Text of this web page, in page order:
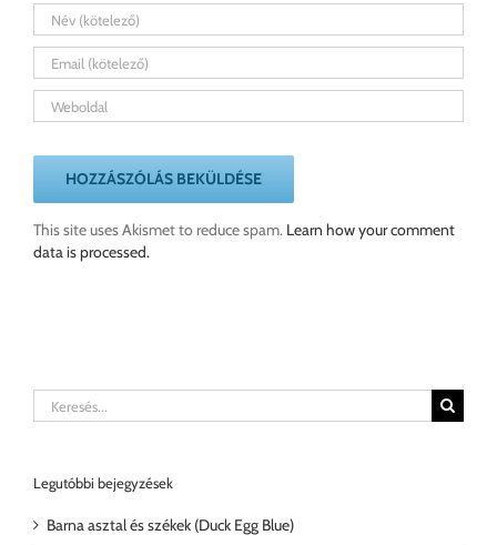
This site uses Akismet to reduce spam. Learn how your comment
data is processed.
Keresés...
Legutóbbi bejegyzések
Barna asztal és székek (Duck Egg Blue)